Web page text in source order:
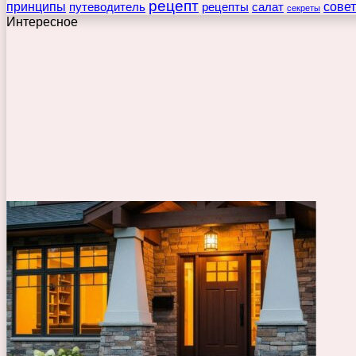
принципы путеводитель рецепт рецепты салат секреты
Интересное